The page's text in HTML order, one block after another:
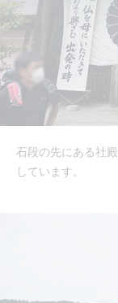
石段の先にある社
しています。